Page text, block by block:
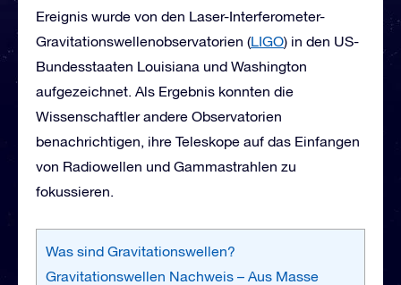
Ereignis wurde von den Laser-Interferometer-
Gravitationswellenobservatorien (LIGO) in den US-
Bundesstaaten Louisiana und Washington
aufgezeichnet. Als Ergebnis konnten die
Wissenschaftler andere Observatorien
benachrichtigen, ihre Teleskope auf das Einfangen
von Radiowellen und Gammastrahlen zu
fokussieren.
Was sind Gravitationswellen?
Gravitationswellen Nachweis – Aus Masse